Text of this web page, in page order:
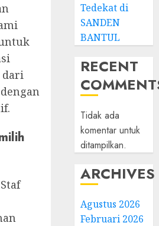
dari
Staf
Tedekat di
SANDEN
BANTUL
RECENT
Tidak ada
komentar untuk
ditampilkan.
ARCHIVES
Agustus 2026
Februari 2026